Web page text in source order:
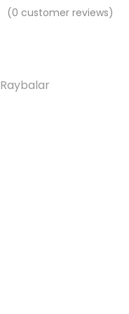
(0 customer reviews)
Raybalar